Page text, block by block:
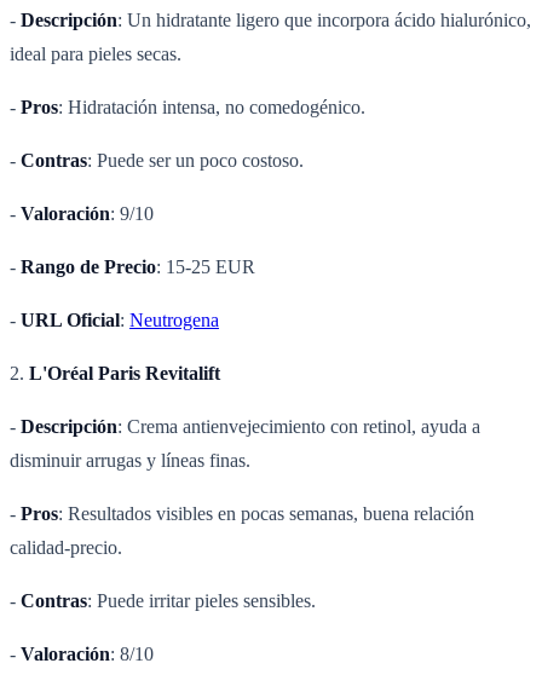
- Descripción: Un hidratante ligero que incorpora ácido hialurónico,
ideal para pieles secas.
- Pros: Hidratación intensa, no comedogénico.
- Contras: Puede ser un poco costoso.
- Valoración: 9/10
- Rango de Precio: 15-25 EUR
- URL Oficial: Neutrogena
2. L'Oréal Paris Revitalift
- Descripción: Crema antienvejecimiento con retinol, ayuda a
disminuir arrugas y líneas finas.
- Pros: Resultados visibles en pocas semanas, buena relación
calidad-precio.
- Contras: Puede irritar pieles sensibles.
- Valoración: 8/10